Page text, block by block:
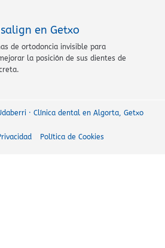
en Getxo
de ortodoncia invisible para
la posición de sus dientes de
· Clínica dental en Algorta, Getxo
Política de Cookies